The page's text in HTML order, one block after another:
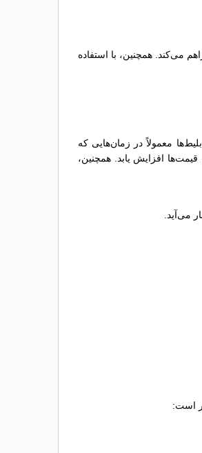
می‌کند. همچنین، با استفاده
معمولاً در زمان‌هایی که
افزایش یابد. همچنین،
می‌آید.
است: